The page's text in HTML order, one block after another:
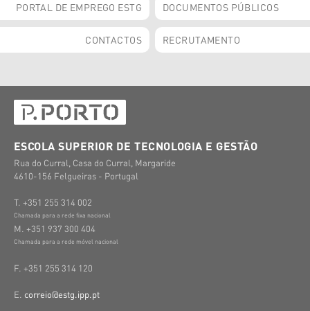
PORTAL DE EMPREGO ESTG DOCUMENTOS PÚBLICOS
CONTACTOS RECRUTAMENTO
ESCOLA SUPERIOR DE TECNOLOGIA E GESTÃO
Rua do Curral, Casa do Curral, Margaride
4610-156 Felgueiras - Portugal
T. +351 255 314 002
Chamada para a rede fixa nacional
M. +351 937 300 404
Chamada para a rede móvel nacional
F. +351 255 314 120
E. correio@estg.ipp.pt